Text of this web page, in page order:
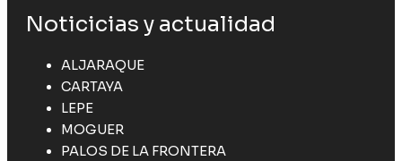
Noticicias y actualidad
ALJARAQUE
CARTAYA
LEPE
MOGUER
PALOS DE LA FRONTERA